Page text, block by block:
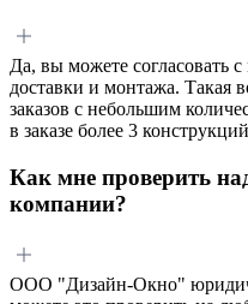
Да, вы можете согласовать
доставки и монтажа. Такая
заказов с небольшим
в заказе более 3
Как мне проверить
компании?
ООО "Дизайн-Окно"